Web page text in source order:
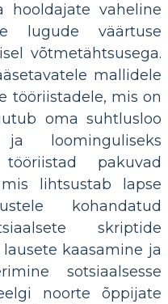
hooldajate vaheline
lugude väärtuse
võtmetähtsusega.
mallidele
tööriistadele, mis on
oma suhtlusloo
loominguliseks
pakuvad
lihtsustab lapse
kohandatud
skriptide
kaasamine ja
sotsiaalsesse
noorte õppijate